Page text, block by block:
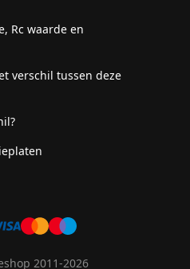
Rc waarde en
verschil tussen deze
2011-2026